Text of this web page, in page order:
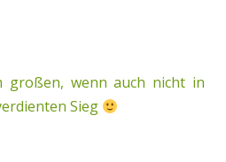
großen, wenn auch nicht in
Sieg